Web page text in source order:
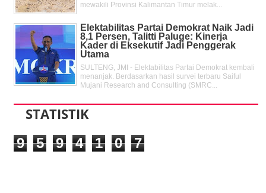
mewakili Provinsi Kalimantan Timur melak...
Elektabilitas Partai Demokrat Naik Jadi
8,1 Persen, Talitti Paluge: Kinerja
Kader di Eksekutif Jadi Penggerak
Utama
SULTENG, JMI - Elektabilitas Partai Demokrat kembali
menanjak. Berdasarkan hasil survei terbaru Saiful
Mujani Research and Consulting (SMRC...
STATISTIK
9 5 9 4 1 0 7